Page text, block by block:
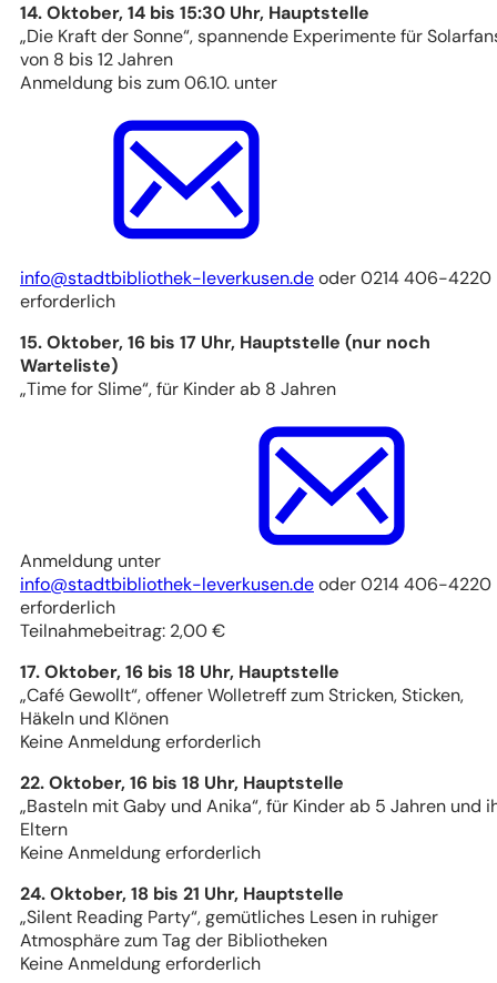
14. Oktober, 14 bis 15:30 Uhr, Hauptstelle
„Die Kraft der Sonne“, spannende Experimente für
von 8 bis 12 Jahren
Anmeldung bis zum 06.10. unter
info stadtbibliothek-leverkusendeoder 0214 406-4220
erforderlich
15. Oktober, 16 bis 17 Uhr, Hauptstelle (nur noch
Warteliste)
„Time for Slime“, für Kinder ab 8 Jahren
Anmeldung unter
info
stadtbibliothek-leverkusendeoder 0214 406-4220
erforderlich
Teilnahmebeitrag: 2,00 €
17. Oktober, 16 bis 18 Uhr, Hauptstelle
„Café Gewollt“, offener Wolletreff zum Stricken, Sticken,
Häkeln und Klönen
Keine Anmeldung erforderlich
22. Oktober, 16 bis 18 Uhr, Hauptstelle
„Basteln mit Gaby und Anika“, für Kinder ab 5 Jahren und
Eltern
Keine Anmeldung erforderlich
24. Oktober, 18 bis 21 Uhr, Hauptstelle
„Silent Reading Party“, gemütliches Lesen in ruhiger
Atmosphäre zum Tag der Bibliotheken
Keine Anmeldung erforderlich